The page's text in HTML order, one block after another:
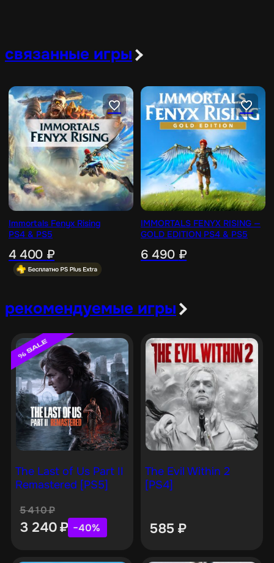
связанные игры
Immortals Fenyx Rising
PS4 & PS5
4 400 ₽
IMMORTALS FENYX RISING —
GOLD EDITION PS4 & PS5
6 490 ₽
рекомендуемые игры
The Last of Us Part II
Remastered [PS5]
5 410₽
3 240₽ −40%
The Evil Within 2
[PS4]
585 ₽